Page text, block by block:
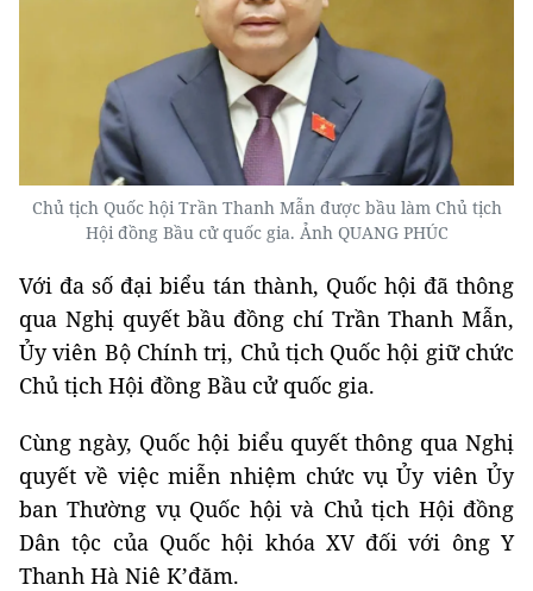
Chủ tịch Quốc hội Trần Thanh Mẫn được bầu làm Chủ tịch
Hội đồng Bầu cử quốc gia. Ảnh QUANG PHÚC
Với đa số đại biểu tán thành, Quốc hội đã thông
qua Nghị quyết bầu đồng chí Trần Thanh Mẫn,
Ủy viên Bộ Chính trị, Chủ tịch Quốc hội giữ chức
Chủ tịch Hội đồng Bầu cử quốc gia.
Cùng ngày, Quốc hội biểu quyết thông qua Nghị
quyết về việc miễn nhiệm chức vụ Ủy viên Ủy
ban Thường vụ Quốc hội và Chủ tịch Hội đồng
Dân tộc của Quốc hội khóa XV đối với ông Y
Thanh Hà Niê K’đăm.